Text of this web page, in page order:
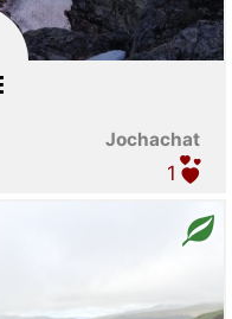
Jochachat
1